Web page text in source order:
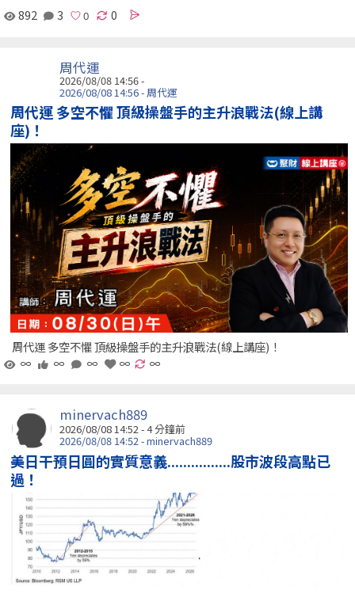
892 3 0
周代運
2026/08/08 14:56 -
2026/08/08 14:56 - 周代運
周代運 多空不懼 頂級操盤手的主升浪戰法(線上講
座)！
周代運 多空不懼 頂級操盤手的主升浪戰法(線上講座)！
∞
∞ ∞ ∞ ∞
minervach889
2026/08/08 14:52 -4 分鐘前
2026/08/08 14:52 - minervach889
美日干預日圓的實質意義................股市波段高點已
過！